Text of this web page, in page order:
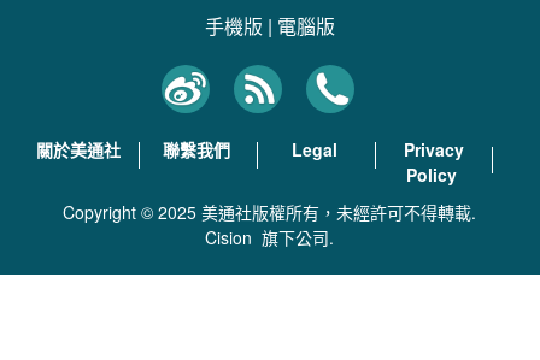
手機版 | 電腦版
關於美通社 聯繫我們 Legal
Privacy
Policy
Copyright © 2025 美通社版權所有，未經許可不得轉載.
Cision 旗下公司.